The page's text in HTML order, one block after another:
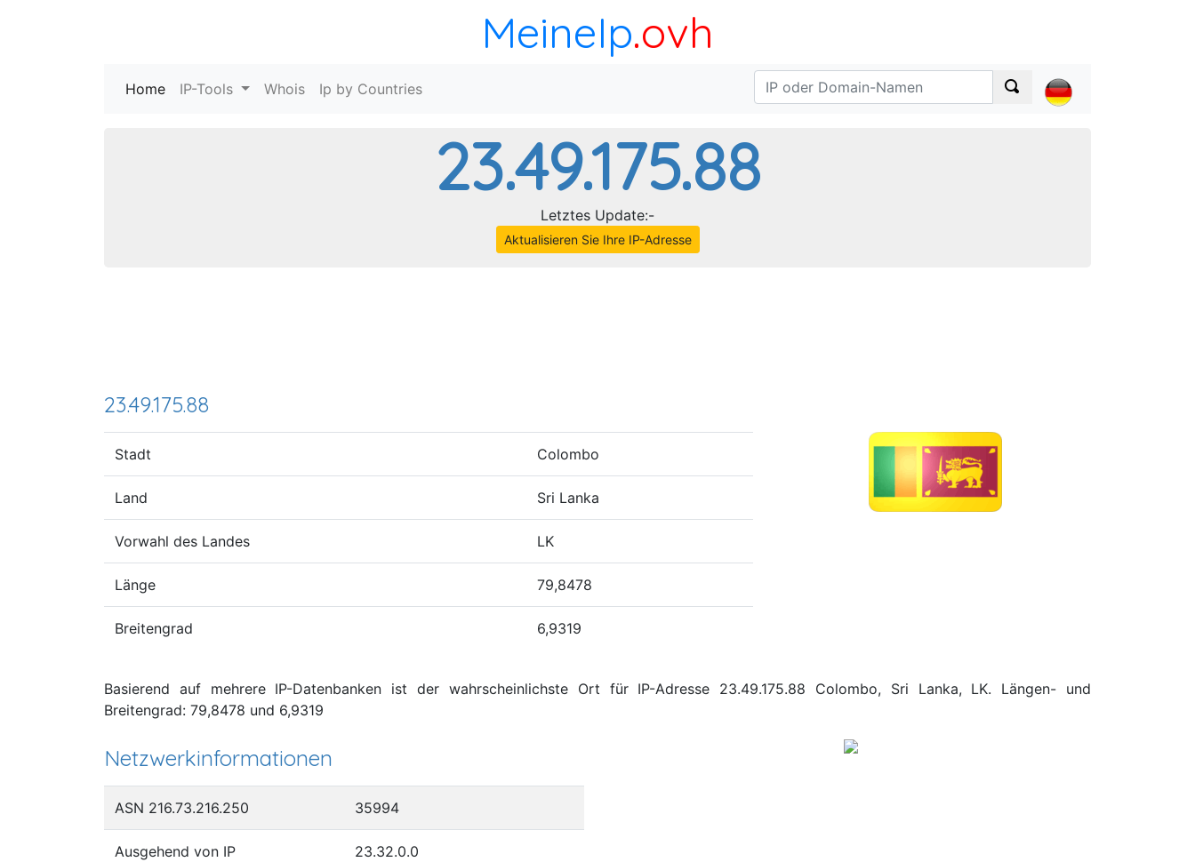
MeineIp.ovh
Home (current)
IP-Tools Whois Ip by Countries
23.49.175.88
Letztes Update:-
Aktualisieren Sie Ihre IP-Adresse
23.49.175.88
Stadt Colombo
Land Sri Lanka
Vorwahl des Landes LK
Länge 79,8478
Breitengrad 6,9319
Basierend auf mehrere IP-Datenbanken ist der wahrscheinlichste Ort für IP-Adresse 23.49.175.88 Colombo, Sri Lanka, LK. Längen- und
Breitengrad: 79,8478 und 6,9319
Netzwerkinformationen
ASN 216.73.216.250 35994
Ausgehend von IP 23.32.0.0